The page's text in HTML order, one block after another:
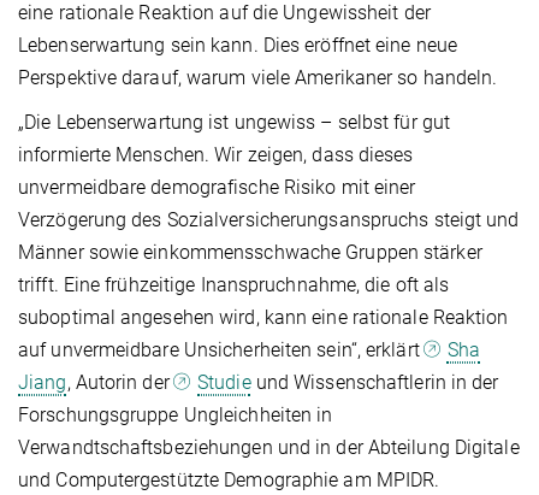
eine rationale Reaktion auf die Ungewissheit der
Lebenserwartung sein kann. Dies eröffnet eine neue
Perspektive darauf, warum viele Amerikaner so handeln.
„Die Lebenserwartung ist ungewiss – selbst für gut
informierte Menschen. Wir zeigen, dass dieses
unvermeidbare demografische Risiko mit einer
Verzögerung des Sozialversicherungsanspruchs steigt und
Männer sowie einkommensschwache Gruppen stärker
trifft. Eine frühzeitige Inanspruchnahme, die oft als
suboptimal angesehen wird, kann eine rationale Reaktion
auf unvermeidbare Unsicherheiten sein“, erklärt
Sha
Jiang, Autorin der Studieund Wissenschaftlerin in der
Forschungsgruppe Ungleichheiten in
Verwandtschaftsbeziehungen und in der Abteilung Digitale
und Computergestützte Demographie am MPIDR.